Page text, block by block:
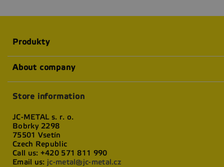
Produkty
About company
Store information
JC-METAL s. r. o.
Bobrky 2298
75501 Vsetín
Czech Republic
Call us: +420 571 811 990
Email us: jc-metal@jc-metal.cz